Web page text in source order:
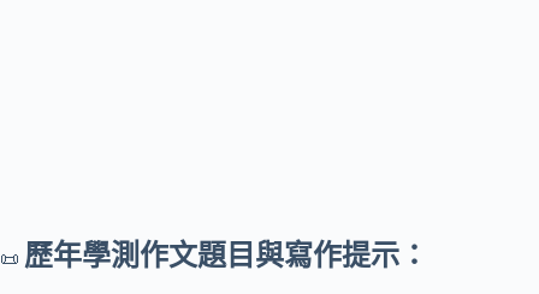
📜 歷年學測作文題目與寫作提示：